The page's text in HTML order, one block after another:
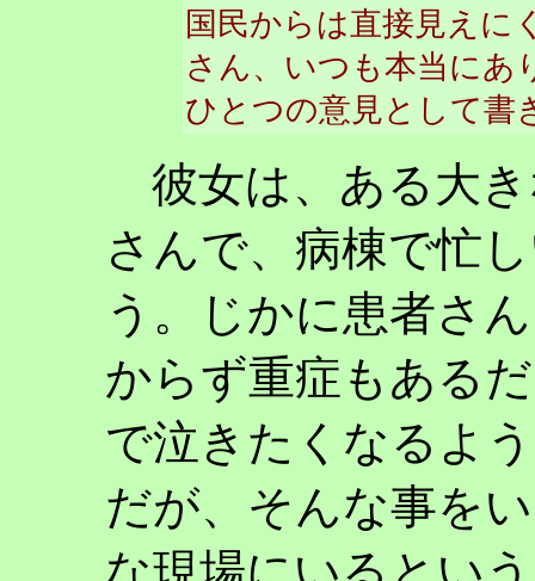
国民からは直接見えに
さん、いつも本当にあ
ひとつの意見として書
彼女は、ある大き
さんで、病棟で忙
う。じかに患者さ
からず重症もある
で泣きたくなるよ
だが、そんな事を